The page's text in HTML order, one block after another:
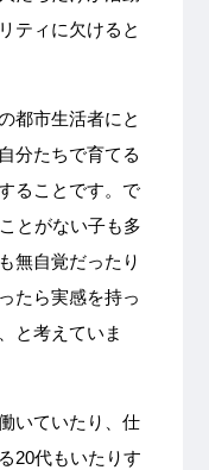
ティに欠けると
都市生活者にと
分たちで育てる
ることです。で
とがない子も多
無自覚だったり
たら実感を持っ
と考えていま
いていたり、仕
20代もいたりす